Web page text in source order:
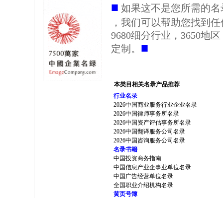
■ 如果这不是您所需的
，我们可以帮助您找到
9680细分行业，3650地
定制。 ■
本类目相关名录产品推荐
行业名录
2026中国商业服务行业企业名录
2026中国律师事务所名录
2026中国资产评估事务所名录
2026中国翻译服务公司名录
2026中国咨询服务公司名录
名录书籍
中国投资商务指南
中国信息产业企事业单位名录
中国广告经营单位名录
全国职业介绍机构名录
黄页号簿